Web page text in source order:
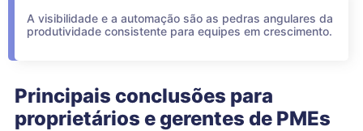
A visibilidade e a automação são as pedras angulares da
produtividade consistente para equipes em crescimento.
Principais conclusões para
proprietários e gerentes de PMEs